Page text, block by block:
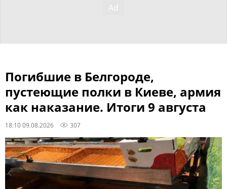
Погибшие в Белгороде,
пустеющие полки в Киеве, армия
как наказание. Итоги 9 августа
18:10 09.08.2026 307